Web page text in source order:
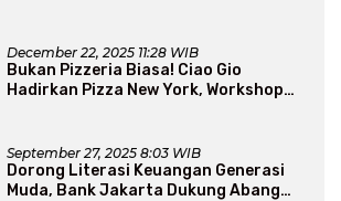
December 22, 2025 11:28 WIB
Bukan Pizzeria Biasa! Ciao Gio
Hadirkan Pizza New York, Workshop
September 27, 2025 8:03 WIB
Dorong Literasi Keuangan Generasi
Muda, Bank Jakarta Dukung Abang